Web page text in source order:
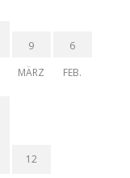
9
MÄRZ
6
FEB.
12